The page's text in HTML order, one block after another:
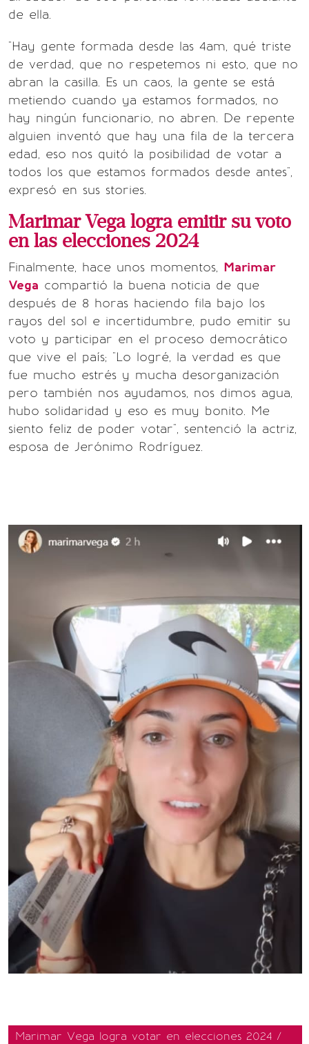
de ella.
"Hay gente formada desde las 4am, qué triste
de verdad, que no respetemos ni esto, que no
abran la casilla. Es un caos, la gente se está
metiendo cuando ya estamos formados, no
hay ningún funcionario, no abren. De repente
alguien inventó que hay una fila de la tercera
edad, eso nos quitó la posibilidad de votar a
todos los que estamos formados desde antes",
expresó en sus stories.
Marimar Vega logra emitir su voto
en las elecciones 2024
Finalmente, hace unos momentos, Marimar
Vega compartió la buena noticia de que
después de 8 horas haciendo fila bajo los
rayos del sol e incertidumbre, pudo emitir su
voto y participar en el proceso democrático
que vive el país; "Lo logré, la verdad es que
fue mucho estrés y mucha desorganización
pero también nos ayudamos, nos dimos agua,
hubo solidaridad y eso es muy bonito. Me
siento feliz de poder votar", sentenció la actriz,
esposa de Jerónimo Rodríguez.
Marimar Vega logra votar en elecciones 2024 /